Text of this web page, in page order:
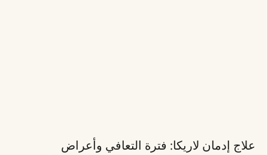
علاج إدمان لاريكا: فترة التعافي وأعراض